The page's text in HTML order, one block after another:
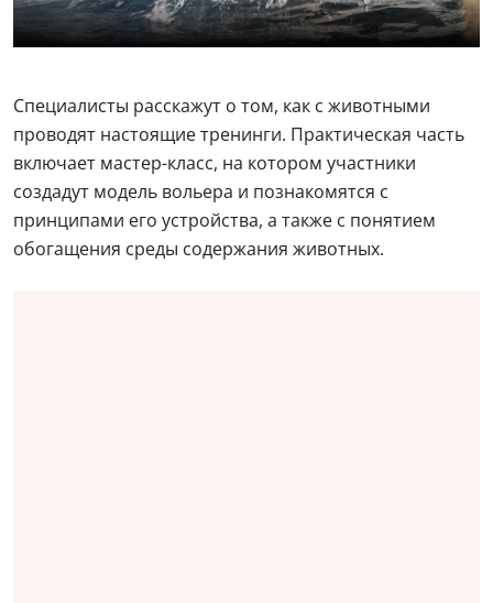
Специалисты расскажут о том, как с животными
проводят настоящие тренинги. Практическая часть
включает мастер-класс, на котором участники
создадут модель вольера и познакомятся с
принципами его устройства, а также с понятием
обогащения среды содержания животных.